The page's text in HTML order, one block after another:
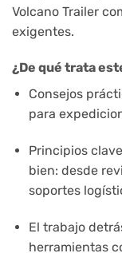
Volcano Trailer
exigentes.
¿De qué trata
Consejos
para
Principios
bien: desde
soportes
El trabajo
herramientas